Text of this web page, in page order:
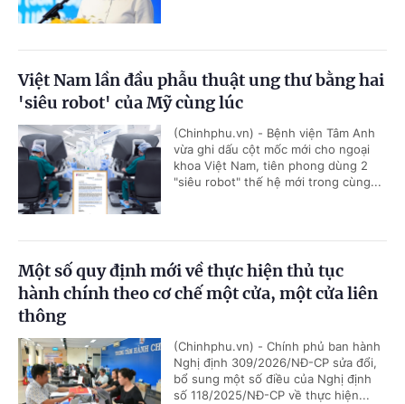
Việt Nam lần đầu phẫu thuật ung thư bằng hai
'siêu robot' của Mỹ cùng lúc
(Chinhphu.vn) - Bệnh viện Tâm Anh
vừa ghi dấu cột mốc mới cho ngoại
khoa Việt Nam, tiên phong dùng 2
"siêu robot" thế hệ mới trong cùng...
Một số quy định mới về thực hiện thủ tục
hành chính theo cơ chế một cửa, một cửa liên
thông
(Chinhphu.vn) - Chính phủ ban hành
Nghị định 309/2026/NĐ-CP sửa đổi,
bổ sung một số điều của Nghị định
số 118/2025/NĐ-CP về thực hiện...